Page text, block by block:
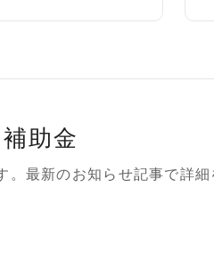
助金
最新のお知らせ記事で詳細